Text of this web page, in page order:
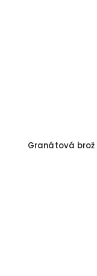
Granátová brož